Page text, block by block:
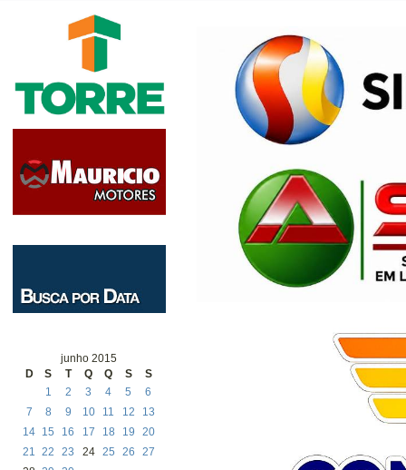
junho 2015
D
S T Q Q S S
1 2 3 4 5
6
7
8 9 10 11 12
13
14 15 16 17 18 19
20
21
22 23 24 25 26
27